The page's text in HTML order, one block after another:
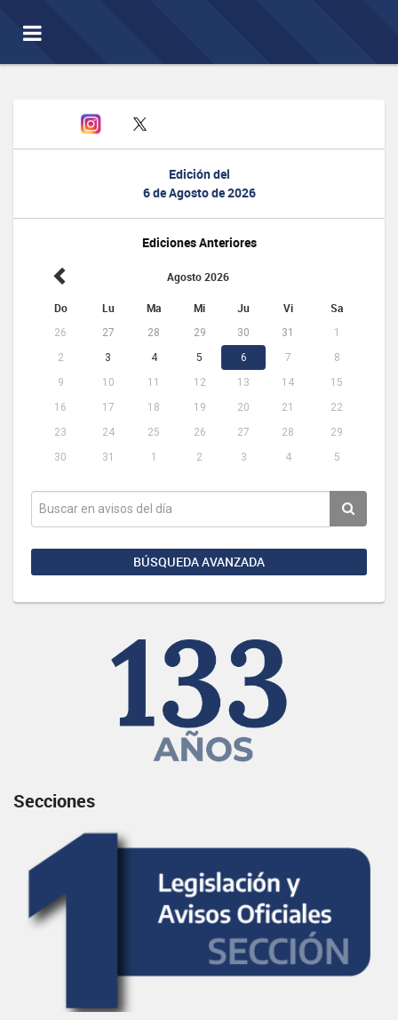
Toggle
navigation
Edición del
6 de Agosto de 2026
Ediciones Anteriores
Agosto 2026
Do Lu Ma Mi Ju Vi Sa
26 27 28 29 30 31
1
2
3 4 5 6 7
8
9
10 11 12 13 14
15
16
17 18 19 20 21
22
23
24 25 26 27 28
29
30
31 1 2 3 4 5
BÚSQUEDA AVANZADA
Secciones